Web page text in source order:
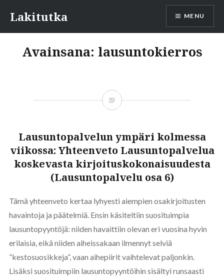
content
Lakitutka MENU
Avainsana: lausuntokierros
Lausuntopalvelun ympäri kolmessa
viikossa: Yhteenveto Lausuntopalvelua
koskevasta kirjoituskokonaisuudesta
(Lausuntopalvelu osa 6)
Tämä yhteenveto kertaa lyhyesti aiempien osakirjoitusten
havaintoja ja päätelmiä. Ensin käsiteltiin suosituimpia
lausuntopyyntöjä: niiden havaittiin olevan eri vuosina hyvin
erilaisia, eikä niiden aiheissakaan ilmennyt selviä
”kestosuosikkeja”, vaan aihepiirit vaihtelevat paljonkin.
Lisäksi suosituimpiin lausuntopyyntöihin sisältyi runsaasti